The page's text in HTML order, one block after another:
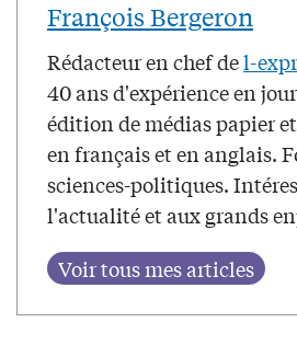
François Bergeron
Rédacteur en chef del-
40 ans d'expérience en
édition de médias papier
en français et en anglais.
sciences-politiques.
l'actualité et aux grands